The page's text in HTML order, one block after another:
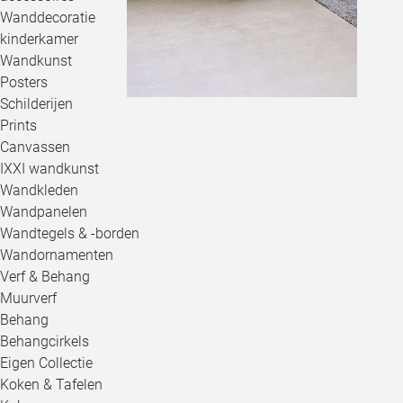
Wanddecoratie
kinderkamer
Wandkunst
Posters
Schilderijen
Prints
Canvassen
IXXI wandkunst
Wandkleden
Wandpanelen
Wandtegels & -borden
Wandornamenten
Verf & Behang
Muurverf
Behang
Behangcirkels
Eigen Collectie
Koken & Tafelen